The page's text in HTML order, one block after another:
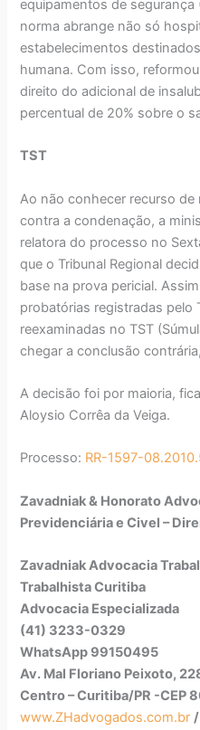
equipamentos de segurança
norma abrange não só
estabelecimentos
humana. Com isso,
direito do adicional de
percentual de 20% sobre o
TST
Ao não conhecer recurso de
contra a condenação, a
relatora do processo no
que o Tribunal Regional
base na prova pericial.
probatórias registradas pelo
reexaminadas no TST
chegar a conclusão
A decisão foi por maioria,
Aloysio Corrêa da Veiga.
Processo: RR-1597-
Zavadniak & Honorato
Previdenciária e Civel –
Zavadniak Advocacia
Trabalhista Curitiba
Advocacia Especializada
(41) 3233-0329
WhatsApp 99150495
Av. Mal Floriano Peixoto,
Centro – Curitiba/PR -CEP
www.ZHadvogados.com.br /